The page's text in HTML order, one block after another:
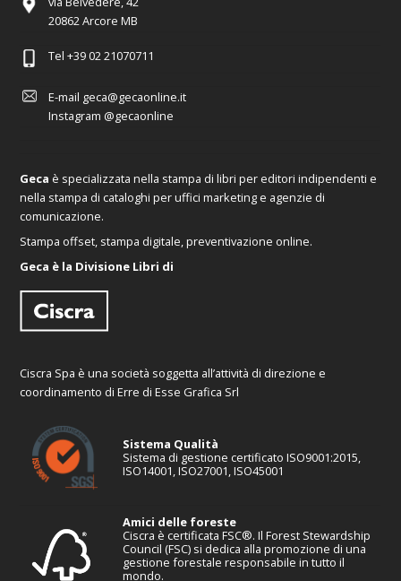
20862 Arcore MB
Tel +39 02 21070711
E-mail geca@gecaonline.it
Instagram @gecaonline
Geca è specializzata nella stampa di libri per editori indipendenti e
nella stampa di cataloghi per uffici marketing e agenzie di
comunicazione.
Stampa offset, stampa digitale, preventivazione online.
Geca è la Divisione Libri di
Ciscra Spa è una società soggetta all’attività di direzione e
coordinamento di Erre di Esse Grafica Srl
Sistema Qualità
Sistema di gestione certificato ISO9001:2015,
ISO14001, ISO27001, ISO45001
Amici delle foreste
Ciscra è certificata FSC®. Il Forest Stewardship
Council (FSC) si dedica alla promozione di una
gestione forestale responsabile in tutto il
mondo.